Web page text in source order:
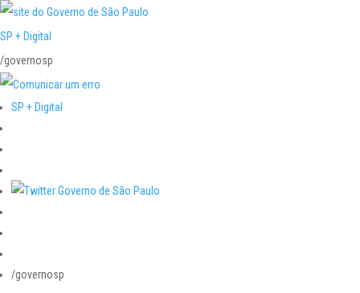
SP + Digital
/governosp
SP + Digital
/governosp